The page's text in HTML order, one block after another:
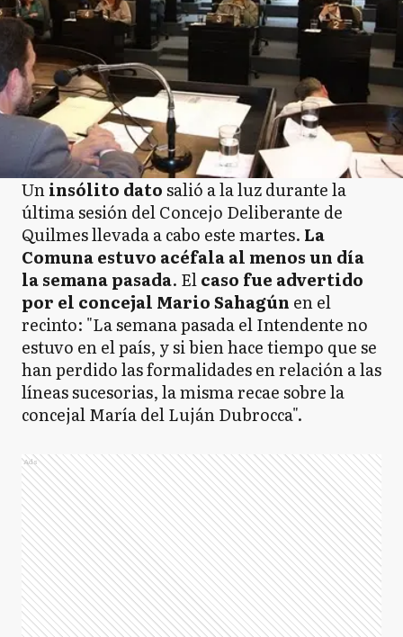
Uninsólito datosalió a la luz durante la
última sesión del Concejo Deliberante de
Quilmes llevada a cabo este martes. La
Comuna estuvo acéfala al menos un día
la semana pasada. Elcaso fue advertido
por el concejal Mario Sahagún en el
recinto: "La semana pasada el Intendente no
estuvo en el país, y si bien hace tiempo que se
han perdido las formalidades en relación a las
líneas sucesorias, la misma recae sobre la
concejal María del Luján Dubrocca".
Ads